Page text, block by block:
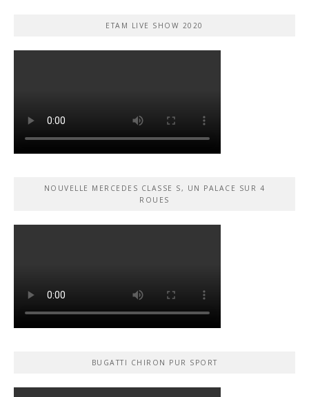
ETAM LIVE SHOW 2020
NOUVELLE MERCEDES CLASSE S, UN PALACE SUR 4
ROUES
BUGATTI CHIRON PUR SPORT